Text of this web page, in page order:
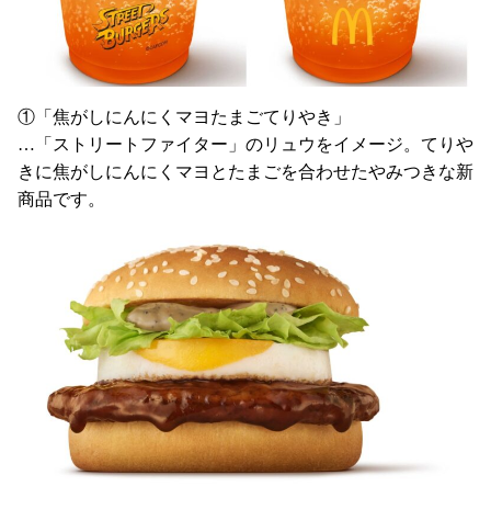
①「焦がしにんにくマヨたまごてりやき」
…「ストリートファイター」のリュウをイメージ。てりや
きに焦がしにんにくマヨとたまごを合わせたやみつきな新
商品です。